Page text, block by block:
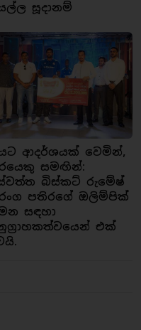
සූදානම්
ආදර්ශයක් වෙමින්,
සමඟින්:
බිස්කට් රුමේෂ්
පතිරගේ ඔලිම්පික්
සඳහා
එක්